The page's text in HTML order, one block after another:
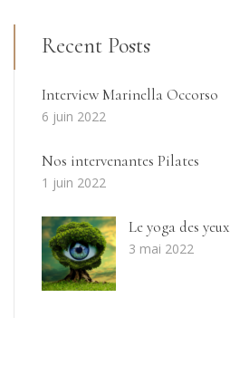
Recent Posts
Interview Marinella Occorso
6 juin 2022
Nos intervenantes Pilates
1 juin 2022
Le yoga des yeux
3 mai 2022